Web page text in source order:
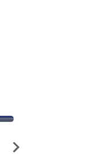
Walison Vinicius